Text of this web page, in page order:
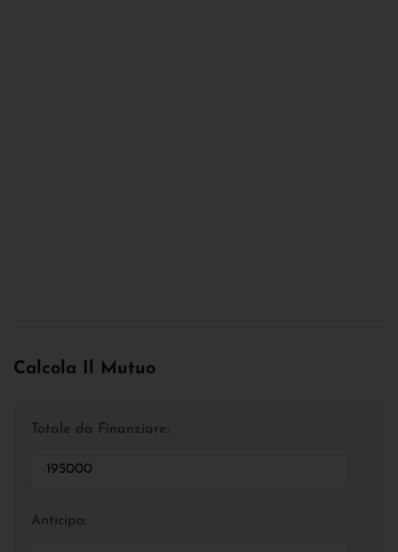
Calcola Il Mutuo
Totale da Finanziare:
Anticipo: